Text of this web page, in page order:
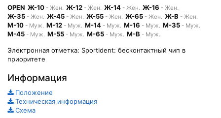
OPEN Ж-10 - Жен. Ж-12 - Жен. Ж-14 - Жен. Ж-16 - Жен.
Ж-35 - Жен. Ж-45 - Жен. Ж-55 - Жен. Ж-65 - Жен. Ж-В - Жен.
М-10 - Муж. М-12 - Муж. М-14 - Муж. М-16 - Муж. М-35 - Муж.
М-45 - Муж. М-55 - Муж. М-65 - Муж. М-В - Муж.
Электронная отметка: SportIdent: бесконтактный чип в
приоритете
Информация
Положение
Техническая информация
Схема